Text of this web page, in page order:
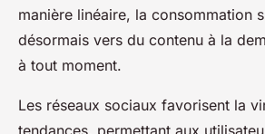
manière linéaire, la consommation
désormais vers du contenu à la
à tout moment.
Les réseaux sociaux favorisent la